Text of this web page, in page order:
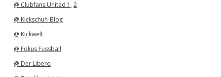
@ Clubfans United 1 , 2
@ Kickschuh-Blog
@ Kickwelt
@ Fokus Fussball
@ Der Libero